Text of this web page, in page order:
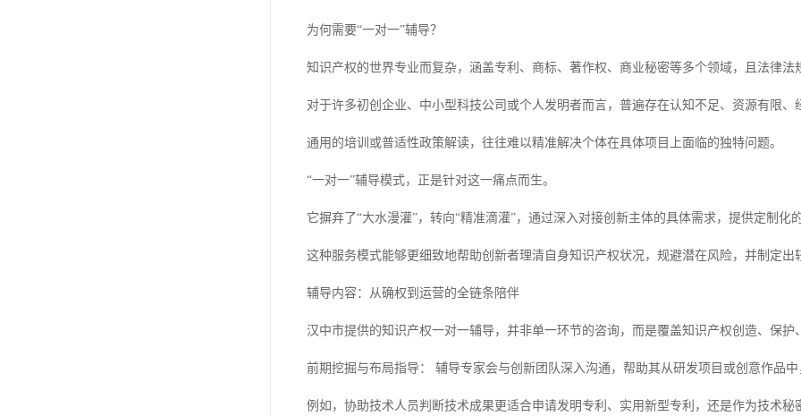
为何需要“一对一”辅导？
知识产权的世界专业而复杂，涵盖专利、商标、著作权、商业秘密等多个领域，且法律法
对于许多初创企业、中小型科技公司或个人发明者而言，普遍存在认知不足、资源有限、
通用的培训或普适性政策解读，往往难以精准解决个体在具体项目上面临的独特问题。
“一对一”辅导模式，正是针对这一痛点而生。
它摒弃了“大水漫灌”，转向“精准滴灌”，通过深入对接创新主体的具体需求，提供定制化
这种服务模式能够更细致地帮助创新者理清自身知识产权状况，规避潜在风险，并制定
辅导内容：从确权到运营的全链条陪伴
汉中市提供的知识产权一对一辅导，并非单一环节的咨询，而是覆盖知识产权创造、保
前期挖掘与布局指导： 辅导专家会与创新团队深入沟通，帮助其从研发项目或创意作品
例如，协助技术人员判断技术成果更适合申请发明专利、实用新型专利，还是作为技术